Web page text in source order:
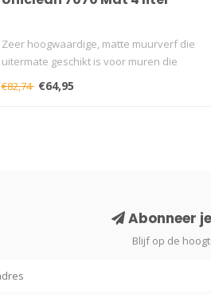
Zeer hoogwaardige, matte muurverf die
uitermate geschikt is voor muren die
€82,74 €64,95
Abonneer
Blijf op de